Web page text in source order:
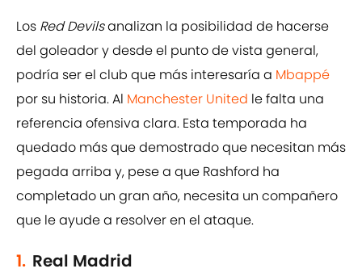
Los Red Devilsanalizan la posibilidad de hacerse
del goleador y desde el punto de vista general,
podría ser el club que más interesaría a Mbappé
por su historia. Al Manchester United le falta una
referencia ofensiva clara. Esta temporada ha
quedado más que demostrado que necesitan más
pegada arriba y, pese a que Rashford ha
completado un gran año, necesita un compañero
que le ayude a resolver en el ataque.
1. Real Madrid